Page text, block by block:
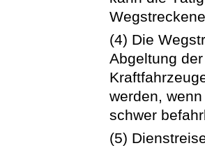
(4) Die
Abgeltung
werden,
schwer
(5)